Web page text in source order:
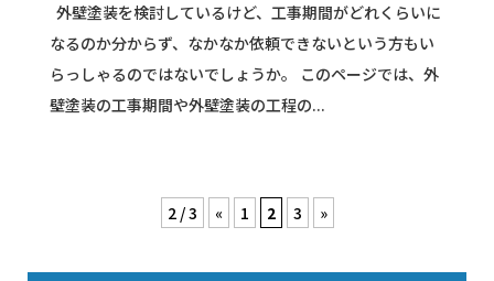
外壁塗装を検討しているけど、工事期間がどれくらいに
なるのか分からず、なかなか依頼できないという方もい
らっしゃるのではないでしょうか。 このページでは、外
壁塗装の工事期間や外壁塗装の工程の...
2 / 3 « 1 2 3 »